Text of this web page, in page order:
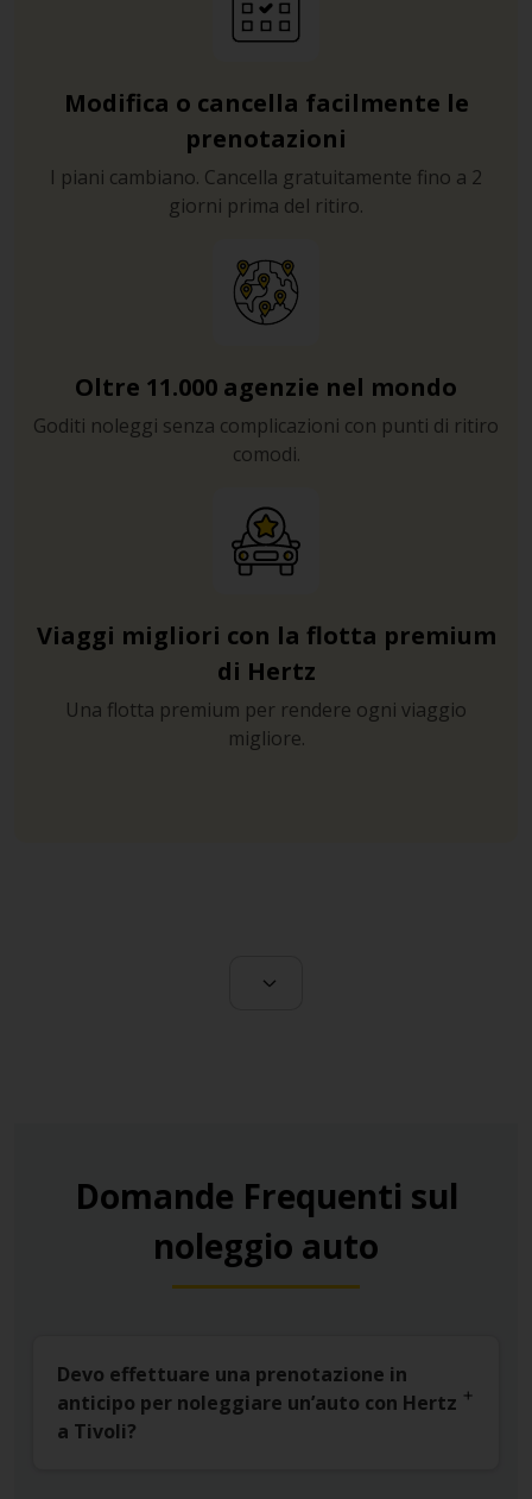
Modifica o cancella facilmente le
prenotazioni
I piani cambiano. Cancella gratuitamente fino a 2
giorni prima del ritiro.
Oltre 11.000 agenzie nel mondo
Goditi noleggi senza complicazioni con punti di ritiro
comodi.
Viaggi migliori con la flotta premium
di Hertz
Una flotta premium per rendere ogni viaggio
migliore.
Domande Frequenti sul
noleggio auto
Devo effettuare una prenotazione in
anticipo per noleggiare un’auto con Hertz
a Tivoli?